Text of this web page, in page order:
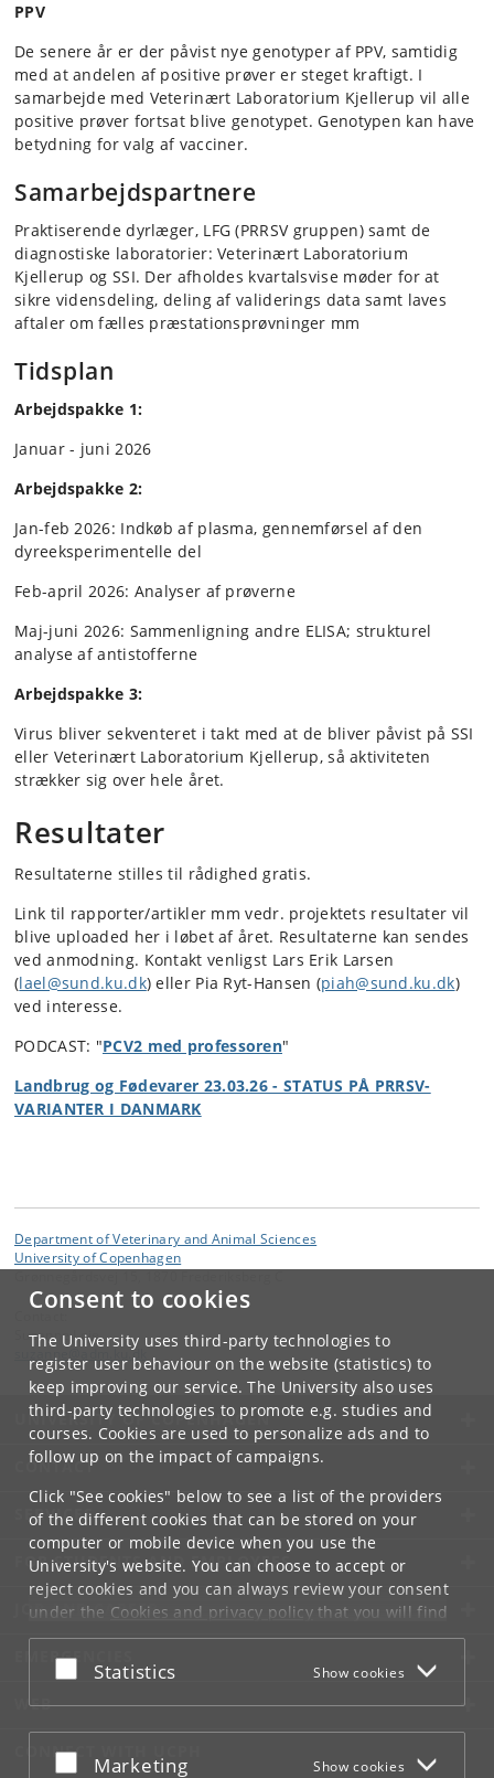
Consent to cookies
The University uses third-party technologies to
register user behaviour on the website (statistics) to
keep improving our service. The University also uses
third-party technologies to promote e.g. studies and
courses. Cookies are used to personalize ads and to
follow up on the impact of campaigns.
Click "See cookies" below to see a list of the providers
of the different cookies that can be stored on your
computer or mobile device when you use the
University's website. You can choose to accept or
reject cookies and you can always review your consent
under the Cookies and privacy policythat you will find
at the bottom of each page.
Google privacy policy
Accept or reject
Statistics Show cookies
Accept or reject
Marketing Show cookies
PPV
De senere år er der påvist nye genotyper af PPV, samtidig
med at andelen af positive prøver er steget kraftigt. I
samarbejde med Veterinært Laboratorium Kjellerup vil alle
positive prøver fortsat blive genotypet. Genotypen kan have
betydning for valg af vacciner.
Samarbejdspartnere
Praktiserende dyrlæger, LFG (PRRSV gruppen) samt de
diagnostiske laboratorier: Veterinært Laboratorium
Kjellerup og SSI. Der afholdes kvartalsvise møder for at
sikre vidensdeling, deling af validerings data samt laves
aftaler om fælles præstationsprøvninger mm
Tidsplan
Arbejdspakke 1:
Januar - juni 2026
Arbejdspakke 2:
Jan-feb 2026: Indkøb af plasma, gennemførsel af den
dyreeksperimentelle del
Feb-april 2026: Analyser af prøverne
Maj-juni 2026: Sammenligning andre ELISA; strukturel
analyse af antistofferne
Arbejdspakke 3:
Virus bliver sekventeret i takt med at de bliver påvist på SSI
eller Veterinært Laboratorium Kjellerup, så aktiviteten
strækker sig over hele året.
Resultater
Resultaterne stilles til rådighed gratis.
Link til rapporter/artikler mm vedr. projektets resultater vil
blive uploaded her i løbet af året. Resultaterne kan sendes
ved anmodning. Kontakt venligst Lars Erik Larsen
(lael@sund.ku.dk) eller Pia Ryt-Hansen (piah@sund.ku.dk)
ved interesse.
PODCAST: "PCV2 med professoren"
Landbrug og Fødevarer 23.03.26 - STATUS PÅ PRRSV-
VARIANTER I DANMARK
Department of Veterinary and Animal Sciences
University of Copenhagen
Suzanne Løje
.dk
UNIVERSITY OF COPENHAGEN
CONTACT
SERVICES
FOR STUDENTS AND EMPLOYEES
JOB AND CAREER
EMERGENCIES
WEB
CONNECT WITH UCPH